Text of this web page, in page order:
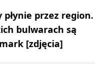
płynie przez region.
bulwarach są
[zdjęcia]